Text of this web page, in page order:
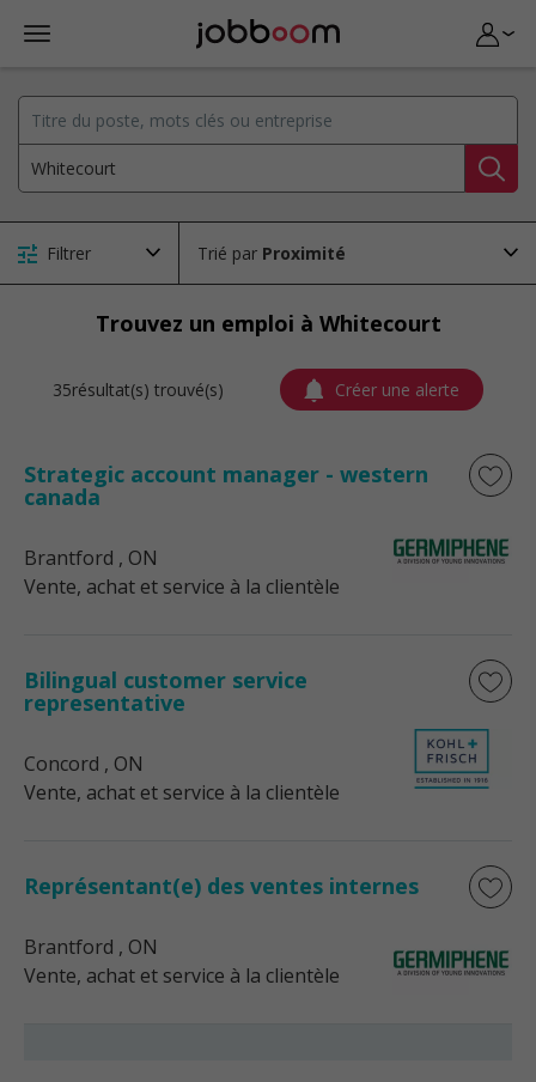
Filtrer Trié par
Trouvez un emploi à Whitecourt
35résultat(s) trouvé(s) Créer une alerte
Strategic account manager - western
canada
Brantford , ON
Vente, achat et service à la clientèle
Bilingual customer service
representative
Concord , ON
Vente, achat et service à la clientèle
Représentant(e) des ventes internes
Brantford , ON
Vente, achat et service à la clientèle